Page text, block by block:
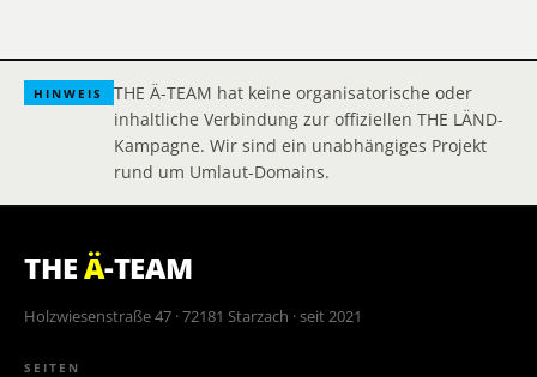
HINWEIS
THE Ä-TEAM hat keine organisatorische oder
inhaltliche Verbindung zur offiziellen THE LÄND-
Kampagne. Wir sind ein unabhängiges Projekt
rund um Umlaut-Domains.
THEÄ-TEAM
Holzwiesenstraße 47 · 72181 Starzach · seit 2021
SEITEN